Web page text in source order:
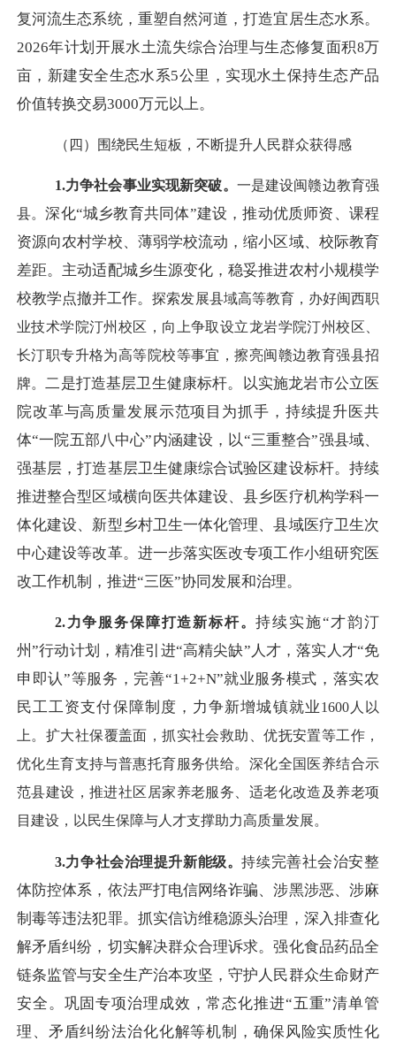
复河流生态系统，重塑自然河道，打造宜居生态水系。
2026年计划开展水土流失综合治理与生态修复面积8万
亩，新建安全生态水系5公里，实现水土保持生态产品
价值转换交易3000万元以上。
（四）围绕民生短板，不断提升人民群众获得感
1.力争社会事业实现新突破。 一是建设闽赣边教育强
县。深化“城乡教育共同体”建设，推动优质师资、课程
资源向农村学校、薄弱学校流动，缩小区域、校际教育
差距。主动适配城乡生源变化，稳妥推进农村小规模学
校教学点撤并工作。探索发展县域高等教育，办好闽西职
业技术学院汀州校区，向上争取设立龙岩学院汀州校区、
长汀职专升格为高等院校等事宜 ，擦亮闽赣边教育强县招
牌。 二是打造基层卫生健康标杆。以实施龙岩市公立医
院改革与高质量发展示范项目为抓手，持续提升医共
体“一院五部八中心”内涵建设，以“三重整合”强县域、
强基层，打造基层卫生健康综合试验区建设标杆。持续
推进整合型区域横向医共体建设、县乡医疗机构学科一
体化建设、新型乡村卫生一体化管理、县域医疗卫生次
中心建设等改革。进一步落实医改专项工作小组研究医
改工作机制，推进“三医”协同发展和治理。
2.力争服务保障打造新标杆。持续实施“才韵汀
州”行动计划，精准引进“高精尖缺”人才，落实人才“免
申即认”等服务，完善“1+2+N”就业服务模式，落实农
民工工资支付保障制度，力争新增城镇就业1600人 以
上 。扩大社保覆盖面，抓实社会救助、优抚安置等工作，
优化生育支持与普惠托育服务供给。深化全国医养结合示
范县建设，推进社区居家养老服务、适老化改造及养老项
目建设，以民生保障与人才支撑助力高质量发展。
3.力争社会治理提升新能级。持续完善社会治安整
体防控体系，依法严打电信网络诈骗、涉黑涉恶、涉麻
制毒等违法犯罪。抓实信访维稳源头治理，深入排查化
解矛盾纠纷，切实解决群众合理诉求。强化食品药品全
链条监管与安全生产治本攻坚，守护人民群众生命财产
安全。巩固专项治理成效，常态化推进“五重”清单管
理、矛盾纠纷法治化化解等机制，确保风险实质性化